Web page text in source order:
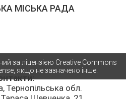
МІСЬКА РАДА
Тернопільська обл.
за ліцензією Creative Commons
якщо не зазначено інше.